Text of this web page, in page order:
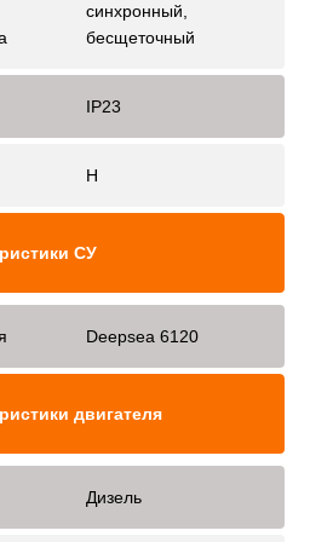
синхронный,
бесщеточный
IP23
H
СУ
Deepsea 6120
двигателя
Дизель